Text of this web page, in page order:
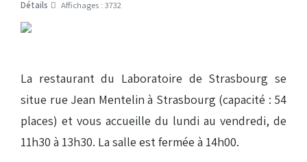
Détails Affichages : 3732
La restaurant du Laboratoire de Strasbourg se
situe rue Jean Mentelin à Strasbourg (capacité : 54
places) et vous accueille du lundi au vendredi, de
11h30 à 13h30. La salle est fermée à 14h00.